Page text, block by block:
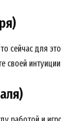
сейчас для
своей